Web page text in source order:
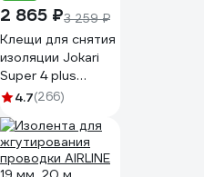
2 865 ₽3 259 ₽
Клещи для снятия
изоляции Jokari
Super 4 plus
20050
4.7(266)